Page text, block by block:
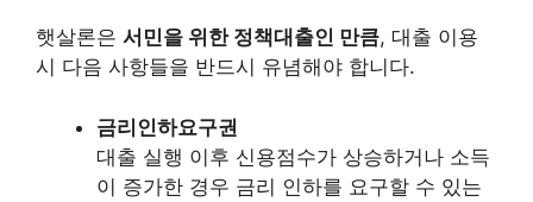
햇살론은 서민을 위한 정책대출인 만큼, 대출 이용
시 다음 사항들을 반드시 유념해야 합니다.
금리인하요구권
대출 실행 이후 신용점수가 상승하거나 소득
이 증가한 경우 금리 인하를 요구할 수 있는